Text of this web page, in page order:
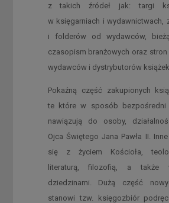
z takich źródeł jak: targi
w księgarniach i wydawnictwach,
i folderów od wydawców,
czasopism branżowych oraz stron
wydawców i dystrybutorów książek.
Pokaźną część zakupionych
te które w sposób bezpośredni
nawiązują do osoby,
Ojca Świętego Jana Pawła II.
się z życiem Kościoła,
literaturą, filozofią, a także
dziedzinami. Dużą część
stanowi tzw. księgozbiór